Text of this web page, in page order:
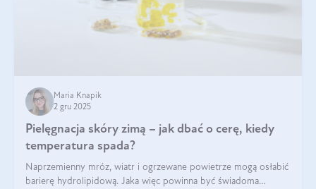
Maria Knapik
2 gru 2025
Pielęgnacja skóry zimą – jak dbać o cerę, kiedy
temperatura spada?
Naprzemienny mróz, wiatr i ogrzewane powietrze mogą osłabić
barierę hydrolipidową. Jaka więc powinna być świadoma